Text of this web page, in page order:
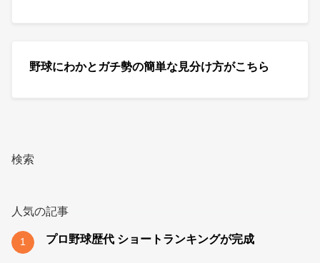
野球にわかとガチ勢の簡単な見分け方がこちら
検索
人気の記事
1 プロ野球歴代 ショートランキングが完成